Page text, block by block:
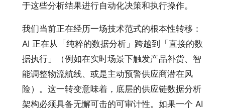
于这些分析结果进行自动化决策和执行操作。
我们当前正在经历一场技术范式的根本性转移：
AI 正在从「纯粹的数据分析」跨越到「直接的数
据执行」（例如在实时场景下触发产品补货、智
能调整物流航线、或是主动预警供应商潜在风
险）。这一转变意味着，底层的供应链数据分析
架构必须具备无懈可击的可审计性。如果一个 AI